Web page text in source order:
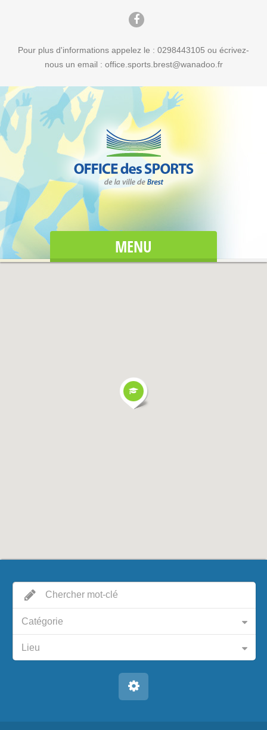
Pour plus d'informations appelez le : 0298443105 ou écrivez-
nous un email : office.sports.brest@wanadoo.fr
MENU
Catégorie
Lieu